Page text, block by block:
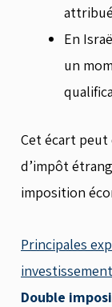
En
un
Cet écart
d’impôt
imposition
Principales
Double